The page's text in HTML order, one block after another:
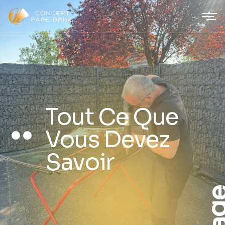
Tout Ce Que
Vous Devez
Savoir